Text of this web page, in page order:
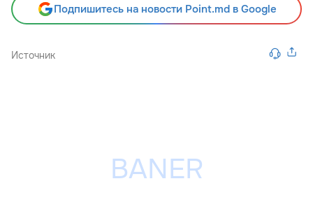
Подпишитесь на новости Point.md в Google
Источник